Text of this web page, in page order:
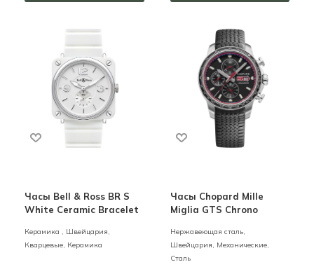
Часы Bell & Ross BR S
White Ceramic Bracelet
Керамика , Швейцария,
Кварцевые, Керамика
Часы Chopard Mille
Miglia GTS Chrono
Нержавеющая сталь,
Швейцария, Механические,
Сталь